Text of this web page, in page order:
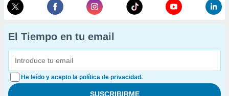
El Tiempo en tu email
He leído y acepto la política de privacidad.